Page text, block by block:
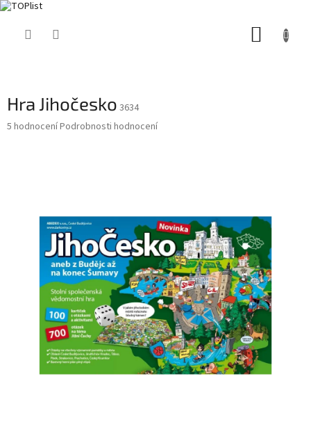
Hra Jihočesko 3634
Průměrné
hvězdiček.
5 hodnoceníPodrobnosti hodnocení